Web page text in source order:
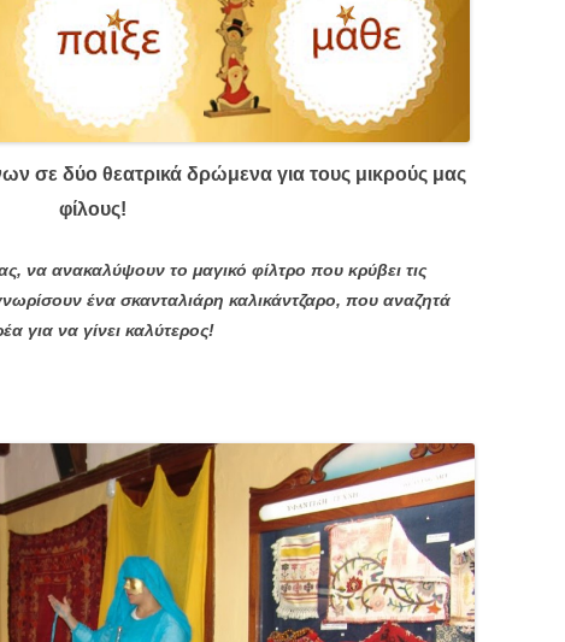
σε δύο θεατρικά δρώμενα για τους μικρούς μας
φίλους!
να ανακαλύψουν το μαγικό φίλτρο που κρύβει τις
ένα σκανταλιάρη καλικάντζαρο, που αναζητά
για να γίνει καλύτερος!